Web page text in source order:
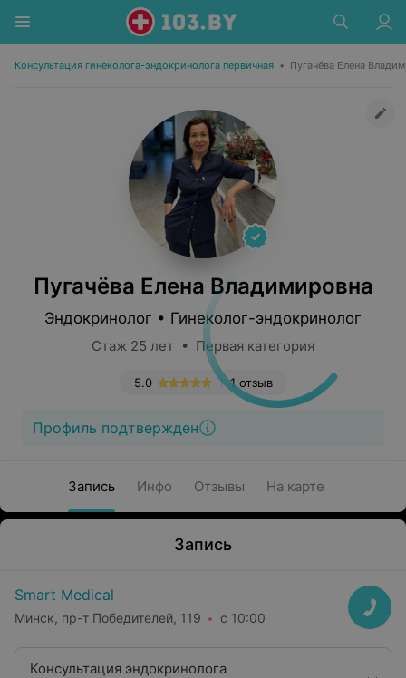
Консультация гинеколога-эндокринолога первичная • Пугачёва Елена
Пугачёва Елена Владимировна
Эндокринолог • Гинеколог-эндокринолог
Стаж 25 лет • Первая категория
1 отзыв
5.0
Профиль подтвержден
Запись Инфо Отзывы На карте
Запись
Smart Medical
Минск, пр-т Победителей, 119 с 10:00
Консультация эндокринолога